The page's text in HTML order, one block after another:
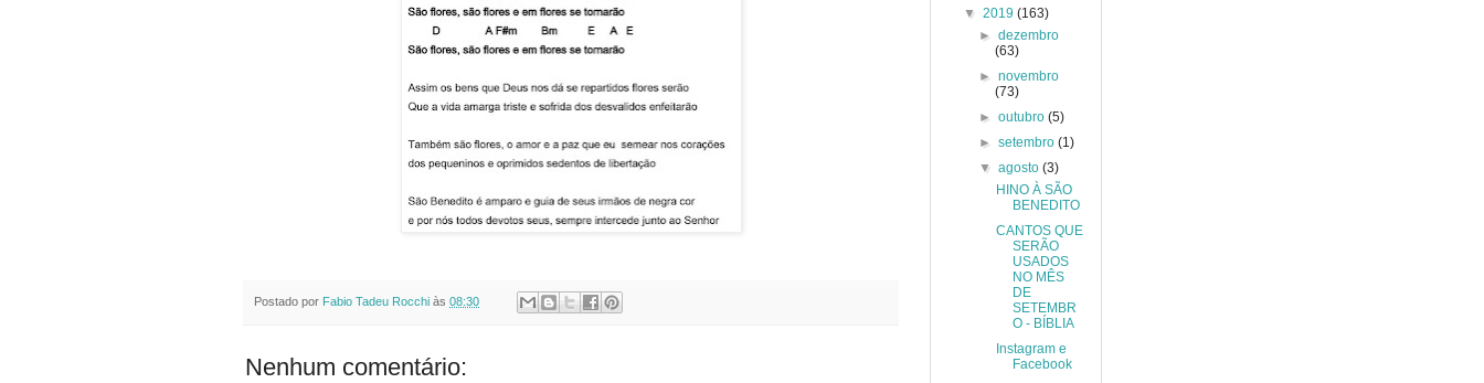
Postado por Fabio Tadeu Rocchi às 08:30
Nenhum comentário:
▼ 2019 (163)
►dezembro
(63)
►novembro
(73)
►outubro(5)
►setembro(1)
▼agosto(3)
HINO À SÃO
BENEDITO
CANTOS QUE
SERÃO
USADOS
NO MÊS
DE
SETEMBR
O - BÍBLIA
Instagram e
Facebook